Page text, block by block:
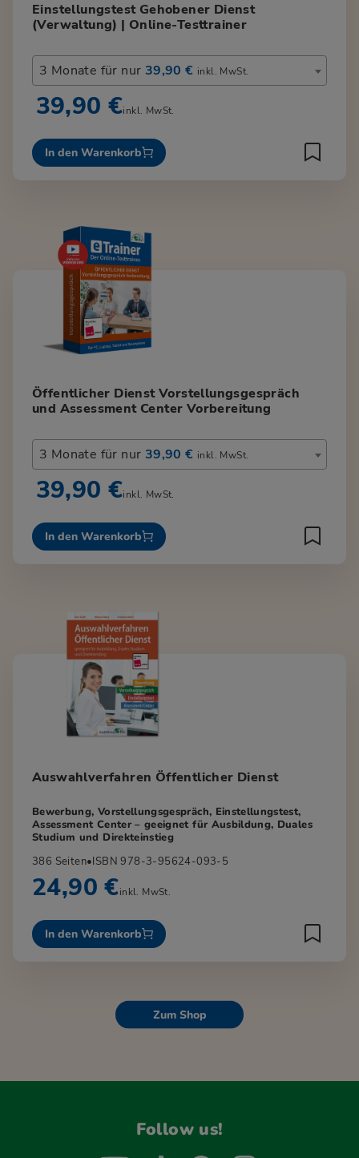
Einstellungstest Gehobener Dienst
(Verwaltung) | Online-Testtrainer
3 Monate für nur 39,90 € inkl. MwSt.
39,90 €inkl. MwSt.
In den Warenkorb
Öffentlicher Dienst Vorstellungsgespräch
und Assessment Center Vorbereitung
3 Monate für nur 39,90 € inkl. MwSt.
39,90 €inkl. MwSt.
In den Warenkorb
Auswahlverfahren Öffentlicher Dienst
Bewerbung, Vorstellungsgespräch, Einstellungstest,
Assessment Center – geeignet für Ausbildung, Duales
Studium und Direkteinstieg
386 Seiten•ISBN 978-3-95624-093-5
24,90 €inkl. MwSt.
In den Warenkorb
Zum Shop
Follow us!